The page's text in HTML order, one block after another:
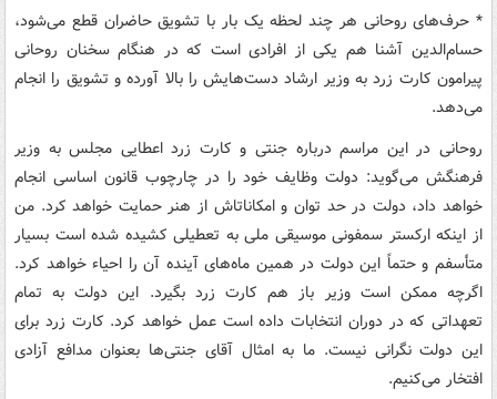
* حرف‌های روحانی هر چند لحظه یک بار با تشویق حاضران قطع می‌شود،
حسام‌الدین آشنا هم یکی از افرادی است که در هنگام سخنان روحانی
پیرامون کارت زرد به وزیر ارشاد دست‌هایش را بالا آورده و تشویق را انجام
می‌دهد.
روحانی در این مراسم درباره جنتی و کارت زرد اعطایی مجلس به وزیر
فرهنگش می‌گوید: دولت وظایف خود را در چارچوب قانون اساسی انجام
خواهد داد، دولت در حد توان و امکاناتاش از هنر حمایت خواهد کرد. من
از اینکه ارکستر سمفونی موسیقی ملی به تعطیلی کشیده شده است بسیار
متأسفم و حتماً این دولت در همین ماه‌های آینده آن را احیاء خواهد کرد.
اگرچه ممکن است وزیر باز هم کارت زرد بگیرد. این دولت به تمام
تعهداتی که در دوران انتخابات داده است عمل خواهد کرد. کارت زرد برای
این دولت نگرانی نیست. ما به امثال آقای جنتی‌ها بعنوان مدافع آزادی
افتخار می‌کنیم.